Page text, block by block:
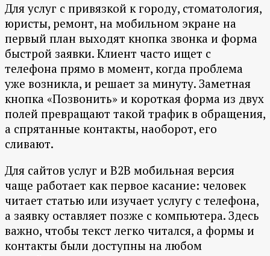
Для услуг с привязкой к городу, стоматология,
юристы, ремонт, на мобильном экране на
первый план выходят кнопка звонка и форма
быстрой заявки. Клиент часто ищет с
телефона прямо в момент, когда проблема
уже возникла, и решает за минуту. Заметная
кнопка «Позвонить» и короткая форма из двух
полей превращают такой трафик в обращения,
а спрятанные контакты, наоборот, его
сливают.
Для сайтов услуг и B2B мобильная версия
чаще работает как первое касание: человек
читает статью или изучает услугу с телефона,
а заявку оставляет позже с компьютера. Здесь
важно, чтобы текст легко читался, а формы и
контакты были доступны на любом